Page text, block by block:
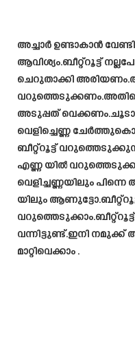
അച്ചാർ ഉണ്ടാകാൻ
ആവിശ്യം.ബീറ്റ്റൂട്ട്
ചെറുതാക്കി
അടുപ്പത്
വെളിച്ചെണ്ണ
ബീറ്റ്റൂട്ട്
എണ്ണ യിൽ
വെളിച്ചണ്ണയിലും
യിലും ആണുട്ടോ.ബീറ്റ്റൂട്ട്
വന്നിട്ടുണ്ട്.ഇനി നമുക്ക്
മാറ്റിവെക്കാം .